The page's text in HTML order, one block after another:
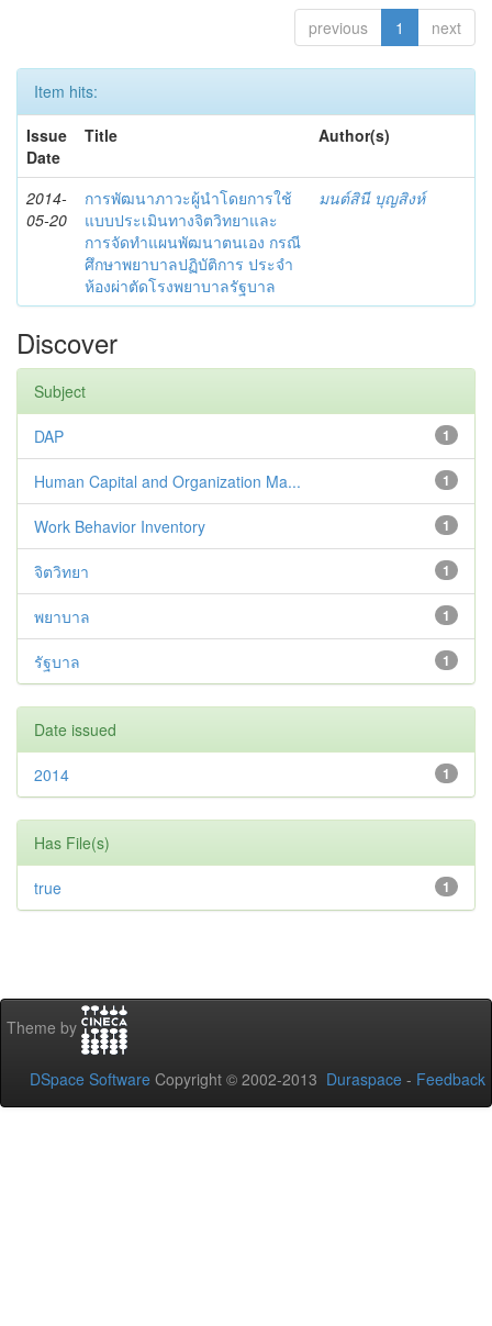
previous 1 next
Item hits:
Issue
Date
Title Author(s)
2014-
05-20
การพัฒนาภาวะผู้นำโดยการใช้
แบบประเมินทางจิตวิทยาและ
การจัดทำแผนพัฒนาตนเอง กรณี
ศึกษาพยาบาลปฏิบัติการ ประจำ
ห้องผ่าตัดโรงพยาบาลรัฐบาล
มนต์สินี บุญสิงห์
Discover
Subject
1
DAP
1
Human Capital and Organization Ma...
1
Work Behavior Inventory
1
จิตวิทยา
1
พยาบาล
1
รัฐบาล
Date issued
1
2014
Has File(s)
1
true
Theme by
DSpace Software Copyright © 2002-2013 Duraspace - Feedback